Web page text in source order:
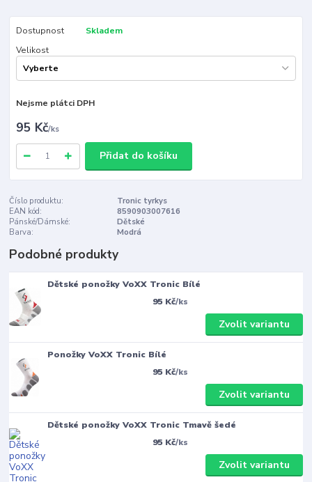
Dostupnost
Skladem
Velikost
Nejsme plátci DPH
95 Kč/ks
Přidat do košíku
Číslo produktu:
Tronic tyrkys
EAN kód:
8590903007616
Pánské/Dámské:
Dětské
Barva:
Modrá
Podobné produkty
Dětské ponožky VoXX Tronic Bílé
95 Kč/ks
Zvolit variantu
Ponožky VoXX Tronic Bílé
95 Kč/ks
Zvolit variantu
Dětské ponožky VoXX Tronic Tmavě šedé
95 Kč/ks
Zvolit variantu